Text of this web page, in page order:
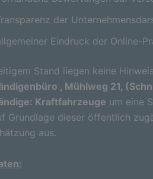
der
Eindruck der Online-
Stand liegen keine
, Mühlweg 21,
Kraftfahrzeuge um eine
Grundlage dieser öffentlich
aus.